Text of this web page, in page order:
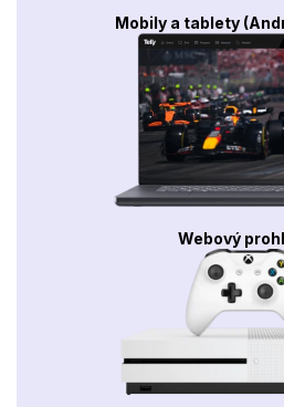
Mobily a tablety
Webový